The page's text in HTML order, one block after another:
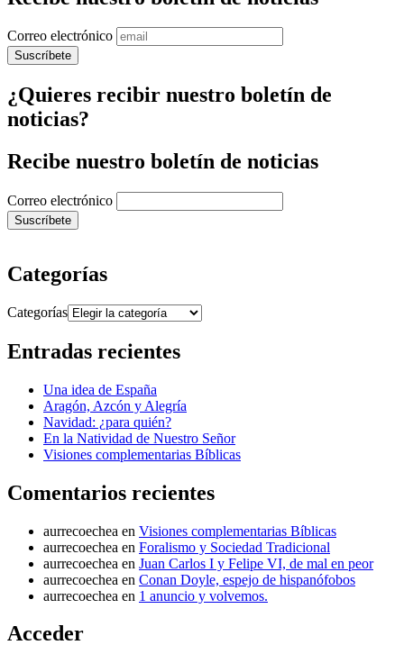
Correo electrónico
¿Quieres recibir nuestro boletín de
noticias?
Recibe nuestro boletín de noticias
Correo electrónico
Categorías
Categorías
Entradas recientes
Una idea de España
Aragón, Azcón y Alegría
Navidad: ¿para quién?
En la Natividad de Nuestro Señor
Visiones complementarias Bíblicas
Comentarios recientes
aurrecoechea en Visiones complementarias Bíblicas
aurrecoechea en Foralismo y Sociedad Tradicional
aurrecoechea en Juan Carlos I y Felipe VI, de mal en peor
aurrecoechea en Conan Doyle, espejo de hispanófobos
aurrecoechea en 1 anuncio y volvemos.
Acceder